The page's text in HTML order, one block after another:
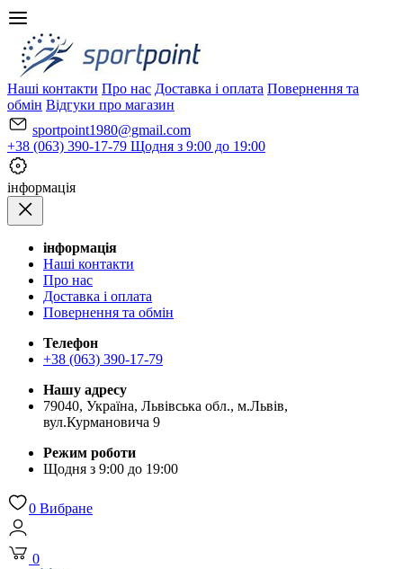
Наші контакти Про нас Доставка і оплата Повернення та
обмін Відгуки про магазин
sportpoint1980@gmail.com
+38 (063) 390-17-79 Щодня з 9:00 до 19:00
iнформація
iнформація
Наші контакти
Про нас
Доставка і оплата
Повернення та обмін
Телефон
+38 (063) 390-17-79
Нашу адресу
79040, Україна, Львівська обл., м.Львів,
вул.Курмановича 9
Режим роботи
Щодня з 9:00 до 19:00
0 Вибране
0